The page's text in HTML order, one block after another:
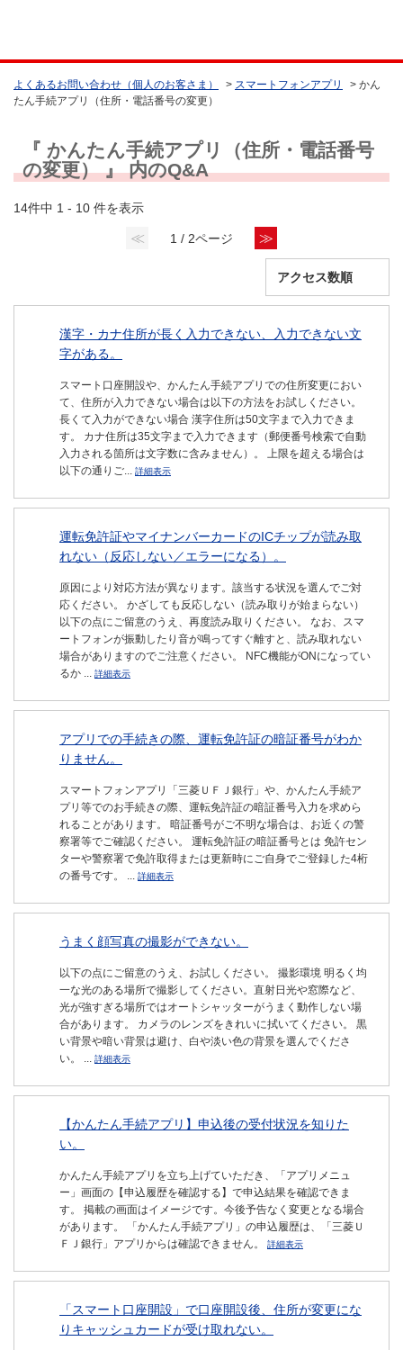
よくあるお問い合わせ（個人のお客さま） > スマートフォンアプリ > かん
たん手続アプリ（住所・電話番号の変更）
『 かんたん手続アプリ（住所・電話番号
の変更） 』 内のQ&A
14件中 1 - 10 件を表示
≪ 1 / 2ページ ≫
漢字・カナ住所が長く入力できない、入力できない文
字がある。
スマート口座開設や、かんたん手続アプリでの住所変更におい
て、住所が入力できない場合は以下の方法をお試しください。
長くて入力ができない場合 漢字住所は50文字まで入力できま
す。 カナ住所は35文字まで入力できます（郵便番号検索で自動
入力される箇所は文字数に含みません）。 上限を超える場合は
以下の通りご... 詳細表示
運転免許証やマイナンバーカードのICチップが読み取
れない（反応しない／エラーになる）。
原因により対応方法が異なります。該当する状況を選んでご対
応ください。 かざしても反応しない（読み取りが始まらない）
以下の点にご留意のうえ、再度読み取りください。 なお、スマ
ートフォンが振動したり音が鳴ってすぐ離すと、読み取れない
場合がありますのでご注意ください。 NFC機能がONになってい
るか ... 詳細表示
アプリでの手続きの際、運転免許証の暗証番号がわか
りません。
スマートフォンアプリ「三菱ＵＦＪ銀行」や、かんたん手続ア
プリ等でのお手続きの際、運転免許証の暗証番号入力を求めら
れることがあります。 暗証番号がご不明な場合は、お近くの警
察署等でご確認ください。 運転免許証の暗証番号とは 免許セン
ターや警察署で免許取得または更新時にご自身でご登録した4桁
の番号です。 ... 詳細表示
うまく顔写真の撮影ができない。
以下の点にご留意のうえ、お試しください。 撮影環境 明るく均
一な光のある場所で撮影してください。直射日光や窓際など、
光が強すぎる場所ではオートシャッターがうまく動作しない場
合があります。 カメラのレンズをきれいに拭いてください。 黒
い背景や暗い背景は避け、白や淡い色の背景を選んでくださ
い。 ... 詳細表示
【かんたん手続アプリ】申込後の受付状況を知りた
い。
かんたん手続アプリを立ち上げていただき、「アプリメニュ
ー」画面の【申込履歴を確認する】で申込結果を確認できま
す。 掲載の画面はイメージです。今後予告なく変更となる場合
があります。 「かんたん手続アプリ」の申込履歴は、「三菱Ｕ
ＦＪ銀行」アプリからは確認できません。
詳細表示
「スマート口座開設」で口座開設後、住所が変更にな
りキャッシュカードが受け取れない。